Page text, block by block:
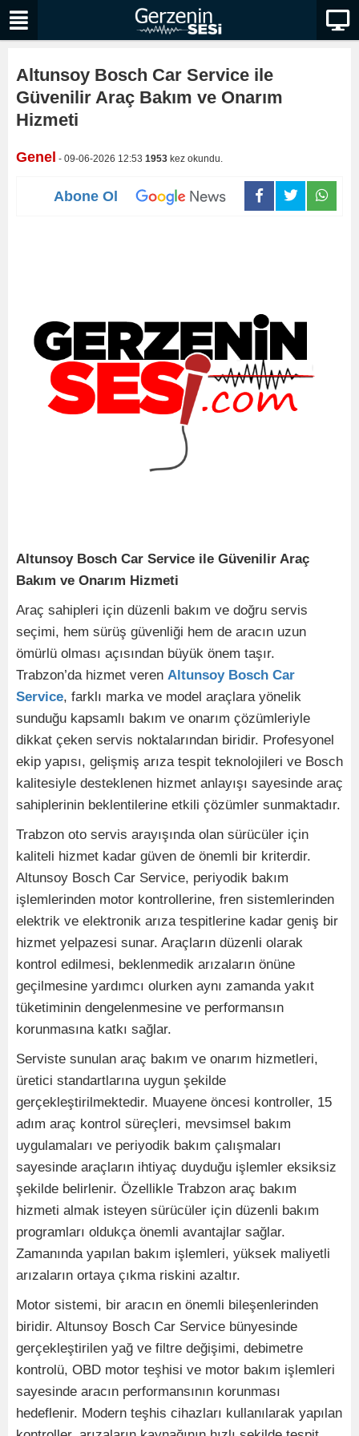
Altunsoy Bosch Car Service ile
Güvenilir Araç Bakım ve Onarım
Hizmeti
Genel - 09-06-2026 12:53 1953 kez okundu.
Abone Ol
Altunsoy Bosch Car Service ile Güvenilir Araç
Bakım ve Onarım Hizmeti
Araç sahipleri için düzenli bakım ve doğru servis
seçimi, hem sürüş güvenliği hem de aracın uzun
ömürlü olması açısından büyük önem taşır.
Trabzon’da hizmet veren Altunsoy Bosch Car
Service, farklı marka ve model araçlara yönelik
sunduğu kapsamlı bakım ve onarım çözümleriyle
dikkat çeken servis noktalarından biridir. Profesyonel
ekip yapısı, gelişmiş arıza tespit teknolojileri ve Bosch
kalitesiyle desteklenen hizmet anlayışı sayesinde araç
sahiplerinin beklentilerine etkili çözümler sunmaktadır.
Trabzon oto servis arayışında olan sürücüler için
kaliteli hizmet kadar güven de önemli bir kriterdir.
Altunsoy Bosch Car Service, periyodik bakım
işlemlerinden motor kontrollerine, fren sistemlerinden
elektrik ve elektronik arıza tespitlerine kadar geniş bir
hizmet yelpazesi sunar. Araçların düzenli olarak
kontrol edilmesi, beklenmedik arızaların önüne
geçilmesine yardımcı olurken aynı zamanda yakıt
tüketiminin dengelenmesine ve performansın
korunmasına katkı sağlar.
Serviste sunulan araç bakım ve onarım hizmetleri,
üretici standartlarına uygun şekilde
gerçekleştirilmektedir. Muayene öncesi kontroller, 15
adım araç kontrol süreçleri, mevsimsel bakım
uygulamaları ve periyodik bakım çalışmaları
sayesinde araçların ihtiyaç duyduğu işlemler eksiksiz
şekilde belirlenir. Özellikle Trabzon araç bakım
hizmeti almak isteyen sürücüler için düzenli bakım
programları oldukça önemli avantajlar sağlar.
Zamanında yapılan bakım işlemleri, yüksek maliyetli
arızaların ortaya çıkma riskini azaltır.
Motor sistemi, bir aracın en önemli bileşenlerinden
biridir. Altunsoy Bosch Car Service bünyesinde
gerçekleştirilen yağ ve filtre değişimi, debimetre
kontrolü, OBD motor teşhisi ve motor bakım işlemleri
sayesinde aracın performansının korunması
hedeflenir. Modern teşhis cihazları kullanılarak yapılan